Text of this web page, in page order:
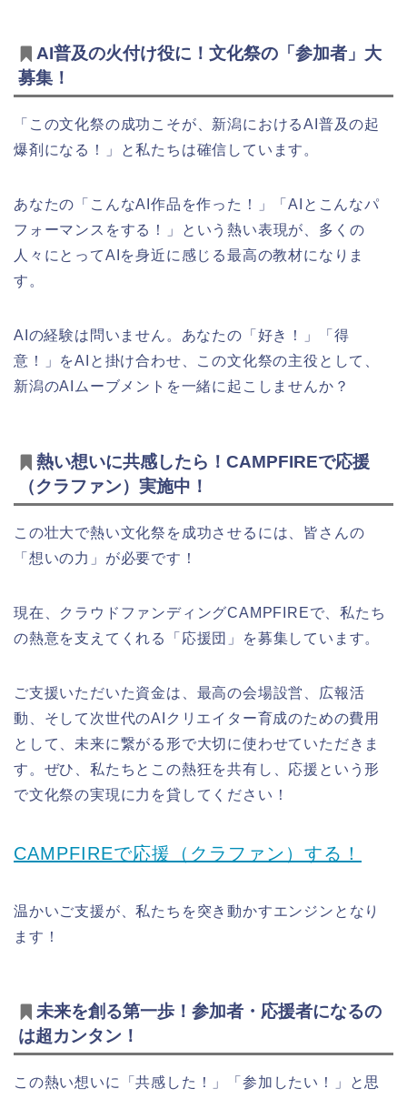
AI普及の火付け役に！文化祭の「参加者」大
募集！
「この文化祭の成功こそが、新潟におけるAI普及の起
爆剤になる！」と私たちは確信しています。
あなたの「こんなAI作品を作った！」「AIとこんなパ
フォーマンスをする！」という熱い表現が、多くの
人々にとってAIを身近に感じる最高の教材になりま
す。
AIの経験は問いません。あなたの「好き！」「得
意！」をAIと掛け合わせ、この文化祭の主役として、
新潟のAIムーブメントを一緒に起こしませんか？
熱い想いに共感したら！CAMPFIREで応援
（クラファン）実施中！
この壮大で熱い文化祭を成功させるには、皆さんの
「想いの力」が必要です！
現在、クラウドファンディングCAMPFIREで、私たち
の熱意を支えてくれる「応援団」を募集しています。
ご支援いただいた資金は、最高の会場設営、広報活
動、そして次世代のAIクリエイター育成のための費用
として、未来に繋がる形で大切に使わせていただきま
す。ぜひ、私たちとこの熱狂を共有し、応援という形
で文化祭の実現に力を貸してください！
CAMPFIREで応援（クラファン）する！
温かいご支援が、私たちを突き動かすエンジンとなり
ます！
未来を創る第一歩！参加者・応援者になるの
は超カンタン！
この熱い想いに「共感した！」「参加したい！」と思